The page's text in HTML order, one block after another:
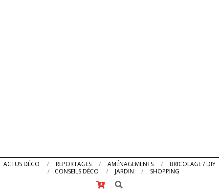
Primary
ACTUS DÉCO REPORTAGES AMÉNAGEMENTS
BRICOLAGE / DIY
CONSEILS DÉCO
JARDIN
SHOPPING
Search